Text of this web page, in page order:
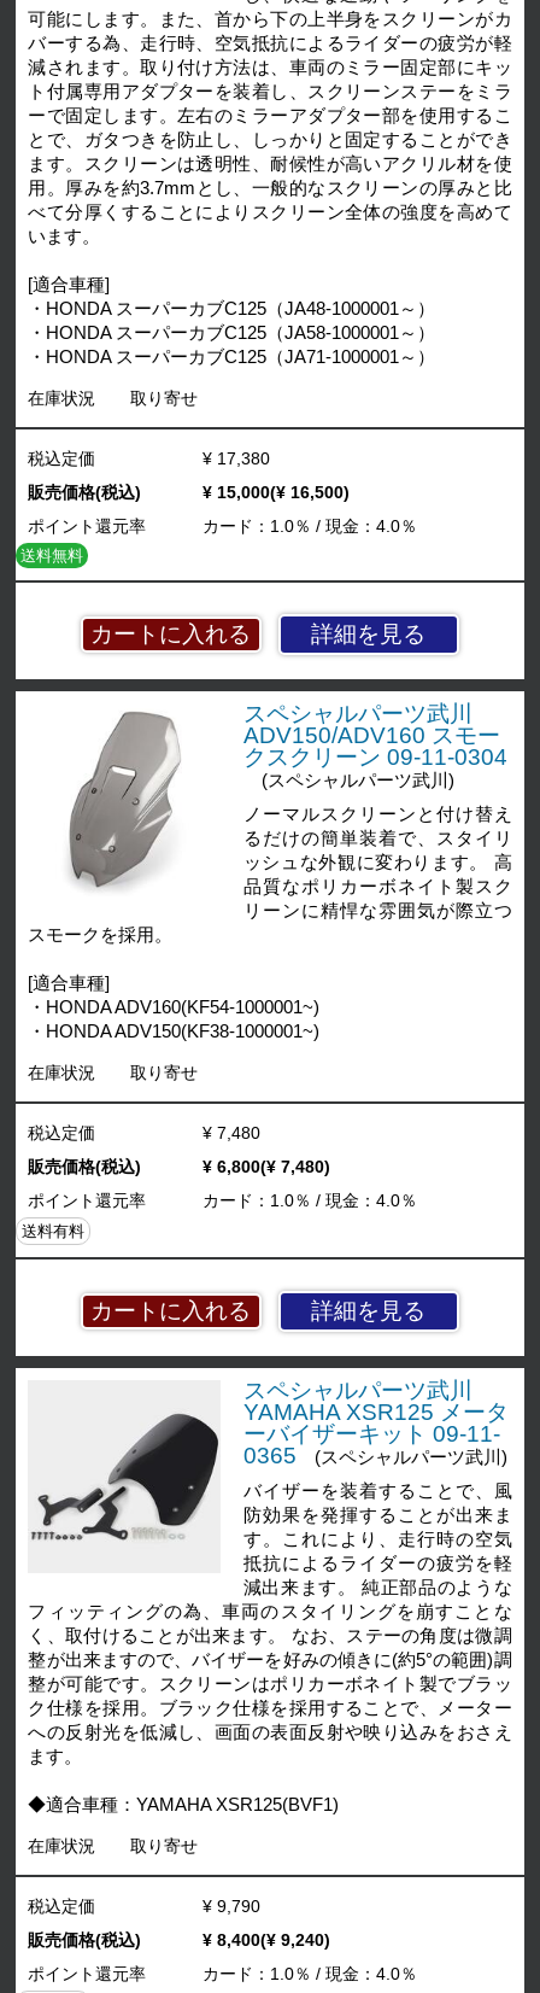
可能にします。また、首から下の上半身をスクリーンがカ
バーする為、走行時、空気抵抗によるライダーの疲労が軽
減されます。取り付け方法は、車両のミラー固定部にキッ
ト付属専用アダプターを装着し、スクリーンステーをミラ
ーで固定します。左右のミラーアダプター部を使用するこ
とで、ガタつきを防止し、しっかりと固定することができ
ます。スクリーンは透明性、耐候性が高いアクリル材を使
用。厚みを約3.7mmとし、一般的なスクリーンの厚みと比
べて分厚くすることによりスクリーン全体の強度を高めて
います。
[適合車種]
・HONDA スーパーカブC125（JA48-1000001～）
・HONDA スーパーカブC125（JA58-1000001～）
・HONDA スーパーカブC125（JA71-1000001～）
在庫状況 取り寄せ
詳細を見る
税込定価
¥ 17,380
販売価格(税込)
¥ 15,000(¥ 16,500)
ポイント還元率
カード：1.0％ / 現金：4.0％
送料無料
スペシャルパーツ武川
ADV150/ADV160 スモー
クスクリーン 09-11-0304
(スペシャルパーツ武川)
ノーマルスクリーンと付け替え
るだけの簡単装着で、スタイリ
ッシュな外観に変わります。 高
品質なポリカーボネイト製スク
リーンに精悍な雰囲気が際立つ
スモークを採用。
[適合車種]
・HONDA ADV160(KF54-1000001~)
・HONDA ADV150(KF38-1000001~)
在庫状況 取り寄せ
詳細を見る
税込定価
¥ 7,480
販売価格(税込)
¥ 6,800(¥ 7,480)
ポイント還元率
カード：1.0％ / 現金：4.0％
送料有料
スペシャルパーツ武川
YAMAHA XSR125 メータ
ーバイザーキット 09-11-
0365
(スペシャルパーツ武川)
バイザーを装着することで、風
防効果を発揮することが出来ま
す。これにより、走行時の空気
抵抗によるライダーの疲労を軽
減出来ます。 純正部品のような
フィッティングの為、車両のスタイリングを崩すことな
く、取付けることが出来ます。 なお、ステーの角度は微調
整が出来ますので、バイザーを好みの傾きに(約5°の範囲)調
整が可能です。スクリーンはポリカーボネイト製でブラッ
ク仕様を採用。ブラック仕様を採用することで、メーター
への反射光を低減し、画面の表面反射や映り込みをおさえ
ます。
◆適合車種：YAMAHA XSR125(BVF1)
在庫状況 取り寄せ
税込定価
¥ 9,790
販売価格(税込)
¥ 8,400(¥ 9,240)
ポイント還元率
カード：1.0％ / 現金：4.0％